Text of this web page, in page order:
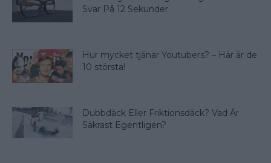
Svar På 12 Sekunder
Hur mycket tjänar Youtubers? – Här är de
10 största!
Dubbdäck Eller Friktionsdäck? Vad Är
Säkrast Egentligen?